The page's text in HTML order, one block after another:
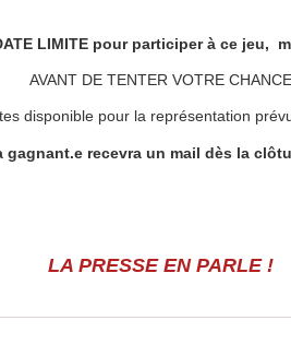
LIMITE pour participer à ce jeu,
AVANT DE TENTER VOTRE CHANCE
disponible pour la représentation
gagnant.e recevra un mail dès la
LA PRESSE EN PARLE !